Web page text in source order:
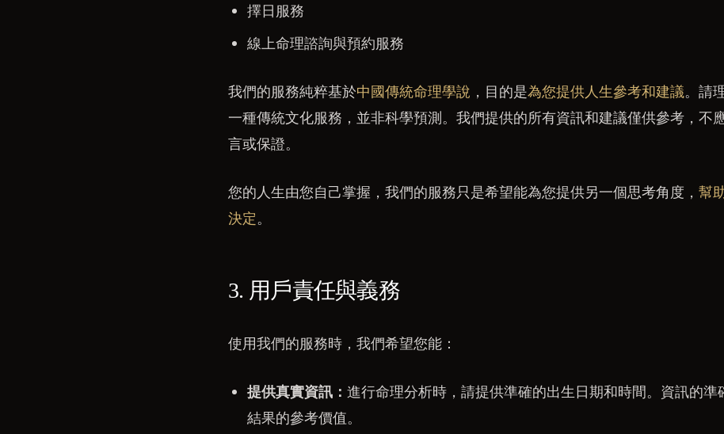
擇日服務
線上命理諮詢與預約服務
我們的服務純粹基於中國傳統命理學說 ，目的是為您提供人生參考和建議。請
一種傳統文化服務，並非科學預測。我們提供的所有資訊和建議僅供參考，不
言或保證。
您的人生由您自己掌握，我們的服務只是希望能為您提供另一個思考角度， 幫
決定。
3. 用戶責任與義務
使用我們的服務時，我們希望您能：
提供真實資訊： 進行命理分析時，請提供準確的出生日期和時間。資訊的準
結果的參考價值。